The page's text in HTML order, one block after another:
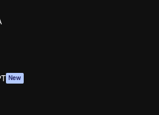
New